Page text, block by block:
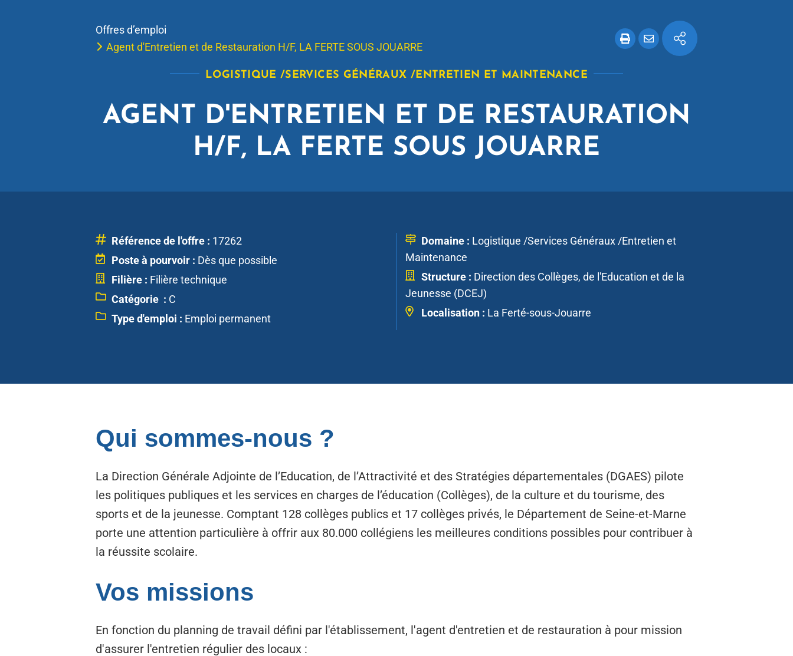
Offres d’emploi
Agent d'Entretien et de Restauration H/F, LA FERTE SOUS JOUARRE
AGENT D'ENTRETIEN ET DE RESTAURATION
H/F, LA FERTE SOUS JOUARRE
LOGISTIQUE /SERVICES GÉNÉRAUX /ENTRETIEN ET MAINTENANCE
Référence de l'offre : 17262
Poste à pourvoir : Dès que possible
Filière : Filière technique
Catégorie : C
Type d'emploi : Emploi permanent
Domaine : Logistique /Services Généraux /Entretien et
Maintenance
Structure : Direction des Collèges, de l'Education et de la
Jeunesse (DCEJ)
Localisation : La Ferté-sous-Jouarre
Qui sommes-nous ?
La Direction Générale Adjointe de l’Education, de l’Attractivité et des Stratégies départementales (DGAES) pilote
les politiques publiques et les services en charges de l’éducation (Collèges), de la culture et du tourisme, des
sports et de la jeunesse. Comptant 128 collèges publics et 17 collèges privés, le Département de Seine-et-Marne
porte une attention particulière à offrir aux 80.000 collégiens les meilleures conditions possibles pour contribuer à
la réussite scolaire.
Vos missions
En fonction du planning de travail défini par l'établissement, l'agent d'entretien et de restauration à pour mission
d'assurer l'entretien régulier des locaux :